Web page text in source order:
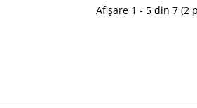
Afișare 1 - 5 din 7 (2